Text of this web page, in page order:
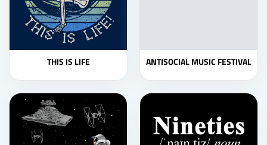
THIS IS LIFE ANTISOCIAL MUSIC FESTIVAL